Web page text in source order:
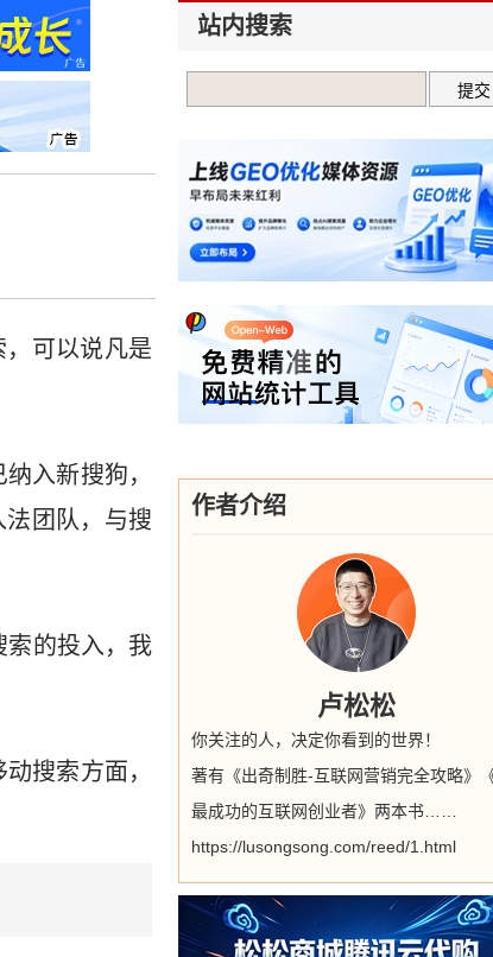
可以说凡是
入新搜狗，
团队，与搜
索的投入，我
搜索方面，
站内搜索
作者介绍
卢松松
你关注的人，决定你看到的世界！
著有《出奇制胜-互联网营销完全攻略》
最成功的互联网创业者》两本书……
https://lusongsong.com/reed/1.html